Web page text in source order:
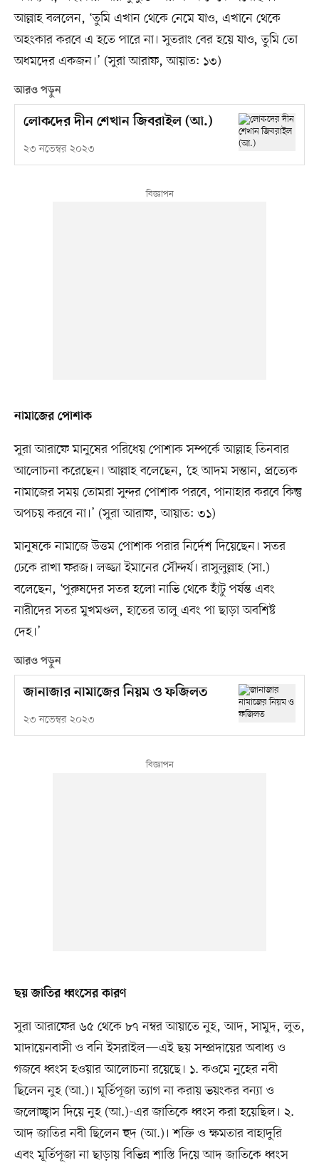
আল্লাহ বললেন, ‘তুমি এখান থেকে নেমে যাও, এখানে থেকে
অহংকার করবে এ হতে পারে না। সুতরাং বের হয়ে যাও, তুমি তো
অধমদের একজন।’ (সুরা আরাফ, আয়াত: ১৩)
আরও পড়ুন
লোকদের দীন শেখান জিবরাইল (আ.)
২৩ নভেম্বর ২০২৩
নামাজের পোশাক
সুরা আরাফে মানুষের পরিধেয় পোশাক সম্পর্কে আল্লাহ তিনবার
আলোচনা করেছেন। আল্লাহ বলেছেন, ‘হে আদম সন্তান, প্রত্যেক
নামাজের সময় তোমরা সুন্দর পোশাক পরবে, পানাহার করবে কিন্তু
অপচয় করবে না।’ (সুরা আরাফ, আয়াত: ৩১)
মানুষকে নামাজে উত্তম পোশাক পরার নির্দেশ দিয়েছেন। সতর
ঢেকে রাখা ফরজ। লজ্জা ইমানের সৌন্দর্য। রাসুলুল্লাহ (সা.)
বলেছেন, ‘পুরুষদের সতর হলো নাভি থেকে হাঁটু পর্যন্ত এবং
নারীদের সতর মুখমণ্ডল, হাতের তালু এবং পা ছাড়া অবশিষ্ট
দেহ।’
আরও পড়ুন
জানাজার নামাজের নিয়ম ও ফজিলত
২৩ নভেম্বর ২০২৩
ছয় জাতির ধ্বংসের কারণ
সুরা আরাফের ৬৫ থেকে ৮৭ নম্বর আয়াতে নুহ, আদ, সামুদ, লুত,
মাদায়েনবাসী ও বনি ইসরাইল—এই ছয় সম্প্রদায়ের অবাধ্য ও
গজবে ধ্বংস হওয়ার আলোচনা রয়েছে। ১. কওমে নুহের নবী
ছিলেন নুহ (আ.)। মূর্তিপূজা ত্যাগ না করায় ভয়ংকর বন্যা ও
জলোচ্ছ্বাস দিয়ে নুহ (আ.)-এর জাতিকে ধ্বংস করা হয়েছিল। ২.
আদ জাতির নবী ছিলেন হুদ (আ.)। শক্তি ও ক্ষমতার বাহাদুরি
এবং মূর্তিপূজা না ছাড়ায় বিভিন্ন শাস্তি দিয়ে আদ জাতিকে ধ্বংস